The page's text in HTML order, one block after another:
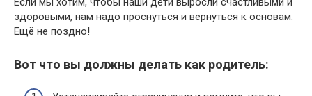
здоровыми, нам надо проснуться и вернуться к основам.
Ещё не поздно!
Вот что вы должны делать как родитель: